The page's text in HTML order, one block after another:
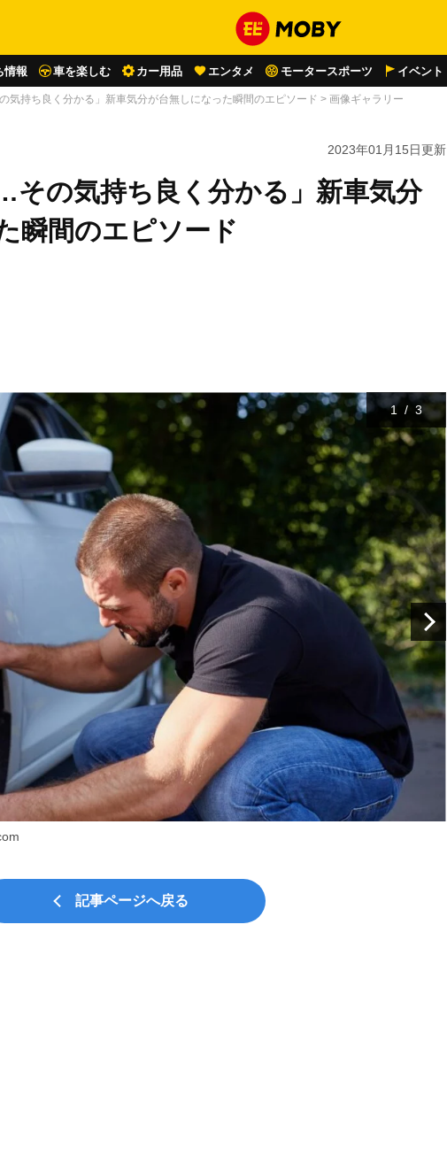
情報 車を楽しむ カー用品 エンタメ モータースポーツ イベント
気持ち良く分かる」新車気分が台無しになった瞬間のエピソード > 画像ギャラリー
2023年01月15日更新
その気持ち良く分かる」新車気分
瞬間のエピソード
1 / 3
記事ページへ戻る